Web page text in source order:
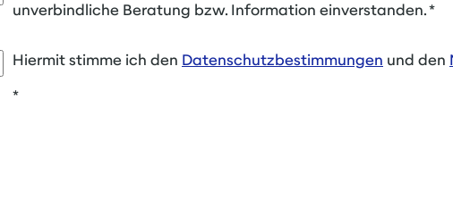
unverbindliche Beratung bzw. Information einverstanden.*
Hiermit stimme ich den Datenschutzbestimmungen und den
*